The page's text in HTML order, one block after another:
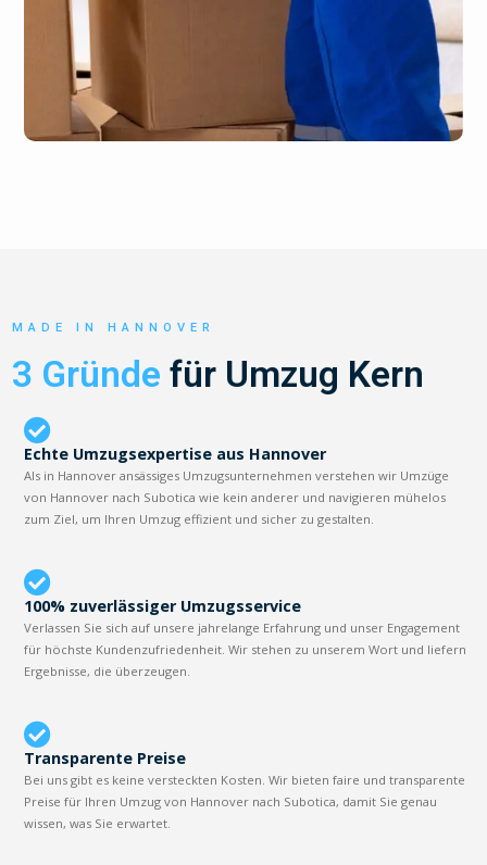
MADE IN HANNOVER
3 Gründe für Umzug Kern
Echte Umzugsexpertise aus Hannover
Als in Hannover ansässiges Umzugsunternehmen verstehen wir Umzüge
von Hannover nach Subotica wie kein anderer und navigieren mühelos
zum Ziel, um Ihren Umzug effizient und sicher zu gestalten.
100% zuverlässiger Umzugsservice
Verlassen Sie sich auf unsere jahrelange Erfahrung und unser Engagement
für höchste Kundenzufriedenheit. Wir stehen zu unserem Wort und liefern
Ergebnisse, die überzeugen.
Transparente Preise
Bei uns gibt es keine versteckten Kosten. Wir bieten faire und transparente
Preise für Ihren Umzug von Hannover nach Subotica, damit Sie genau
wissen, was Sie erwartet.